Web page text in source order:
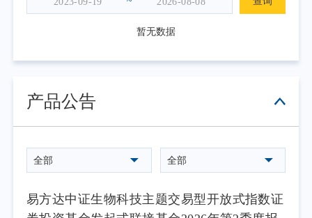
暂无数据
产品公告
全部 全部
易方达中证生物科技主题交易型开放式指数证